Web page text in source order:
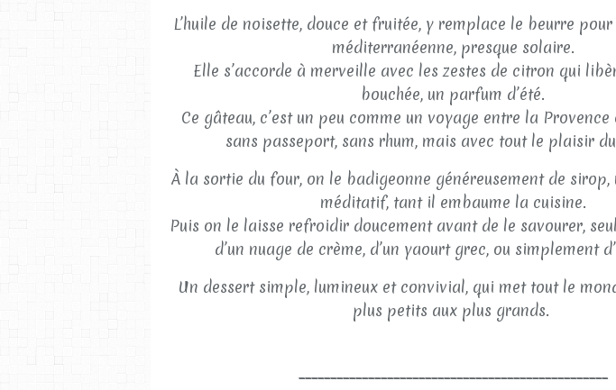
L’huile de noisette, douce et fruitée, y remplace le beurre
méditerranéenne, presque solaire.
Elle s’accorde à merveille avec les zestes de citron qui
bouchée, un parfum d’été.
Ce gâteau, c’est un peu comme un voyage entre la
sans passeport, sans rhum, mais avec tout le plaisir
À la sortie du four, on le badigeonne généreusement de sirop,
méditatif, tant il embaume la cuisine.
Puis on le laisse refroidir doucement avant de le savourer,
d’un nuage de crème, d’un yaourt grec, ou simplement
Un dessert simple, lumineux et convivial, qui met tout le
plus petits aux plus grands.